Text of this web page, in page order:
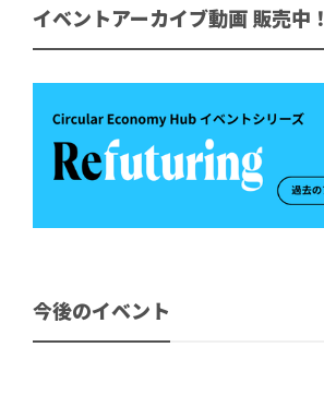
イベントアーカイブ動画 販売中！
今後のイベント